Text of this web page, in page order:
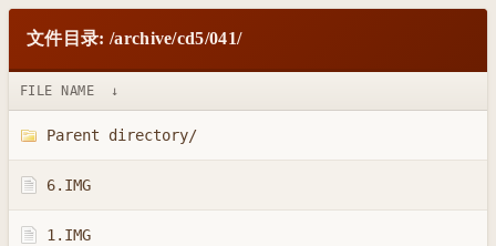
文件目录: /archive/cd5/041/
FILE NAME ↓
Parent directory/
6.IMG
1.IMG